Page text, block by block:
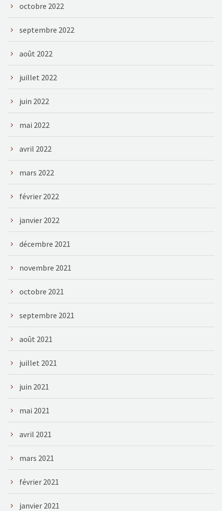
octobre 2022
septembre 2022
août 2022
juillet 2022
juin 2022
mai 2022
avril 2022
mars 2022
février 2022
janvier 2022
décembre 2021
novembre 2021
octobre 2021
septembre 2021
août 2021
juillet 2021
juin 2021
mai 2021
avril 2021
mars 2021
février 2021
janvier 2021